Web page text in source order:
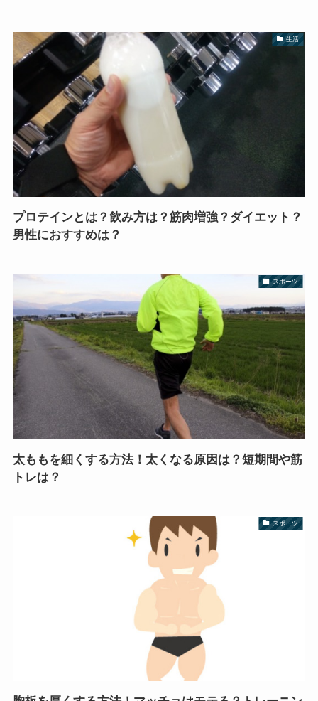
生活
プロテインとは？飲み方は？筋肉増強？ダイエット？
男性におすすめは？
スポーツ
太ももを細くする方法！太くなる原因は？短期間や筋
トレは？
スポーツ